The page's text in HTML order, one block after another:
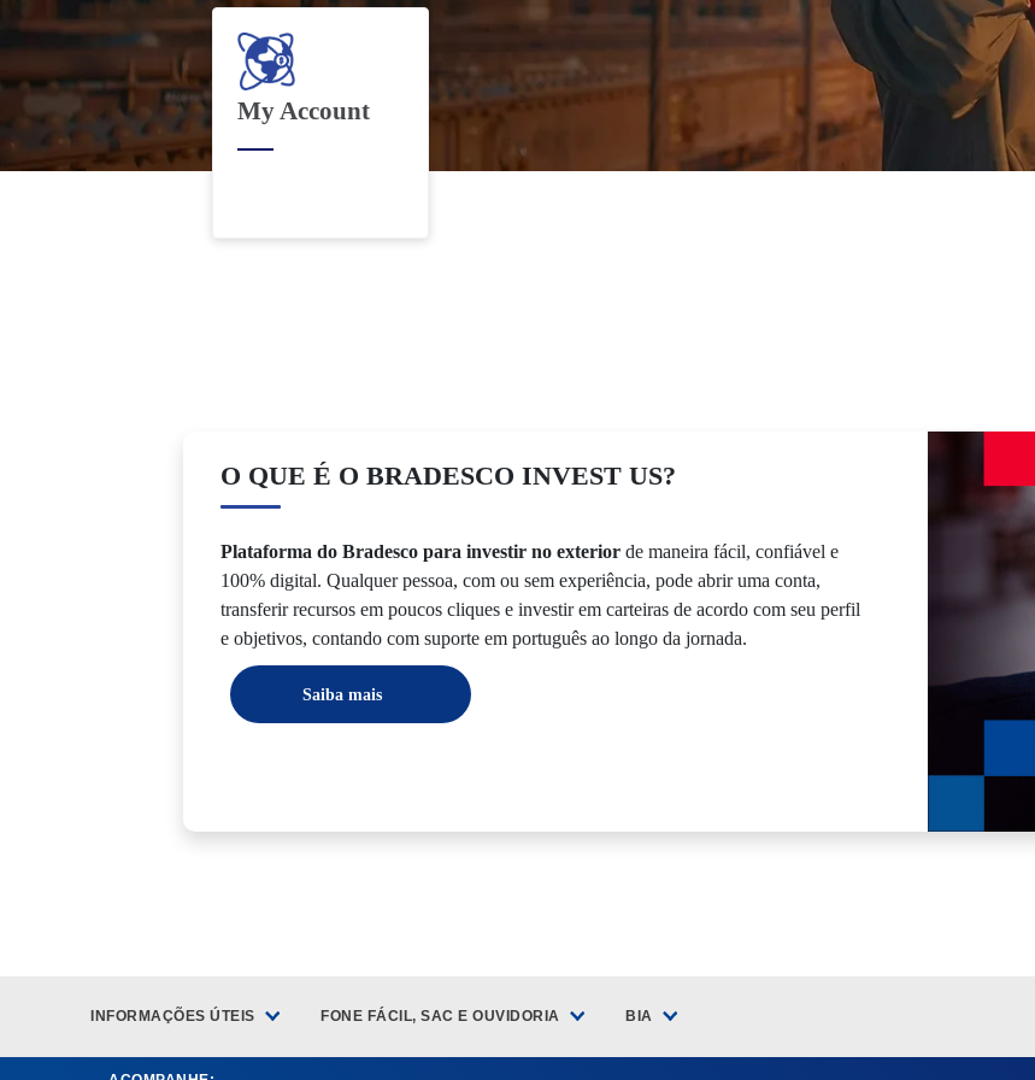
Cartões Financiamentos
My Account
O QUE É O BRADESCO INVEST US?
Plataforma do Bradesco para investir no exteriorde maneira fácil, confiável e
100% digital. Qualquer pessoa, com ou sem experiência, pode abrir uma conta,
transferir recursos em poucos cliques e investir em carteiras de acordo com seu perfil
e objetivos, contando com suporte em português ao longo da jornada.
Saiba mais
INFORMAÇÕES ÚTEIS FONE FÁCIL, SAC E OUVIDORIA BIA